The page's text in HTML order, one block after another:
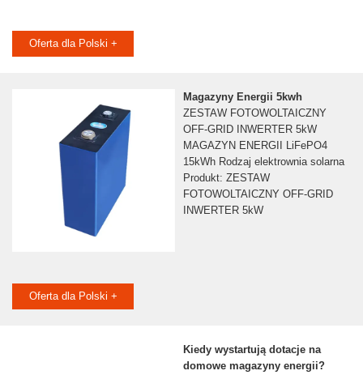
Oferta dla Polski +
Magazyny Energii 5kwh
ZESTAW FOTOWOLTAICZNY
OFF-GRID INWERTER 5kW
MAGAZYN ENERGII LiFePO4
15kWh Rodzaj elektrownia solarna
Produkt: ZESTAW
FOTOWOLTAICZNY OFF-GRID
INWERTER 5kW
Oferta dla Polski +
Kiedy wystartują dotacje na
domowe magazyny energii?